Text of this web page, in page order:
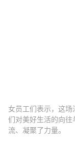
女员工们表示，这
们对美好生活的向
流、凝聚了力量。